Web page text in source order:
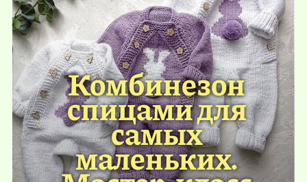
Комбинезон
спицами для
самых
маленьких.